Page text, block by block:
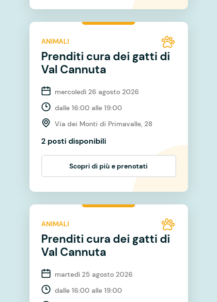
ANIMALI
Prenditi cura dei gatti di
Val Cannuta
mercoledì 26 agosto 2026
dalle 16:00 alle 19:00
Via dei Monti di Primavalle, 28
2 posti disponibili
Scopri di più e prenotati
ANIMALI
Prenditi cura dei gatti di
Val Cannuta
martedì 25 agosto 2026
dalle 16:00 alle 19:00